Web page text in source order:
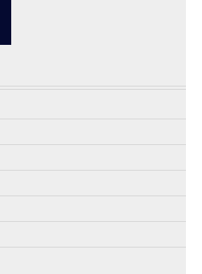
les passagers peuvent
le prix de leur course
25 mai 2026
application, Heetch
le modèle du VTC
passagers et aux
directement et d’un
tarifs.